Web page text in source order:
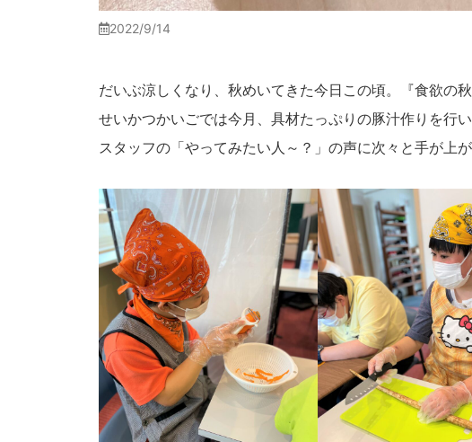
2022/9/14
だいぶ涼しくなり、秋めいてきた今日この頃。『食欲の
せいかつかいごでは今月、具材たっぷりの豚汁作りを行い
スタッフの「やってみたい人～？」の声に次々と手が上